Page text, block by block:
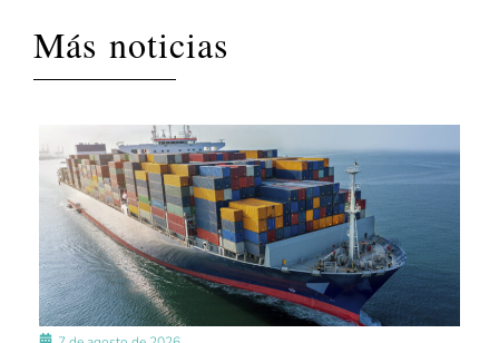
Más noticias